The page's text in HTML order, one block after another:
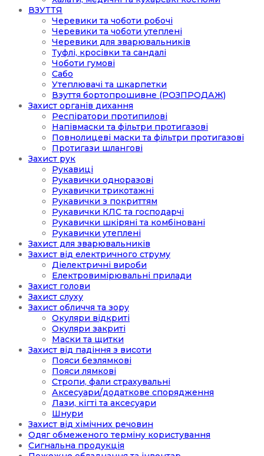
ВЗУТТЯ
Черевики та чоботи робочі
Черевики та чоботи утеплені
Черевики для зварювальників
Туфлі, кросівки та сандалі
Чоботи гумові
Сабо
Утеплювачі та шкарпетки
Взуття бортопрошивне (РОЗПРОДАЖ)
Захист органів дихання
Респіратори протипилові
Напівмаски та фільтри протигазові
Повнолицеві маски та фільтри протигазові
Протигази шлангові
Захист рук
Рукавиці
Рукавички одноразові
Рукавички трикотажні
Рукавички з покриттям
Рукавички КЛС та господарчі
Рукавички шкіряні та комбіновані
Рукавички утеплені
Захист для зварювальників
Захист від електричного струму
Діелектричні вироби
Електровимірювальні прилади
Захист голови
Захист слуху
Захист обличчя та зору
Окуляри відкриті
Окуляри закриті
Маски та щитки
Захист від падіння з висоти
Пояси безлямкові
Пояси лямкові
Стропи, фали страхувальні
Аксесуари/додаткове спорядження
Лази, кігті та аксесуари
Шнури
Захист від хімічних речовин
Одяг обмеженого терміну користування
Сигнальна продукція